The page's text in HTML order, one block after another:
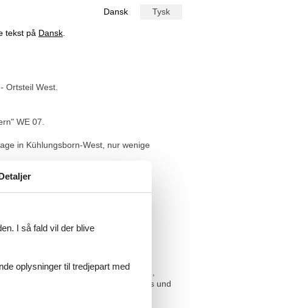
Dansk Tysk
tekst på Dansk
Ortsteil West.
WE 07.
in Kühlungsborn-West, nur wenige
oder Radfahren geradezu ein.
Sie bietet einen Wohnbereich,
Radio mit USB / I-Pod Anschluss und
I så fald vil der blive
oplysninger til tredjepart med